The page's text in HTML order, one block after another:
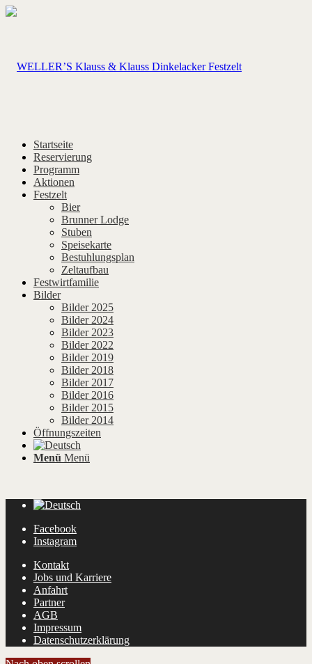
Startseite
Reservierung
Programm
Aktionen
Festzelt
Bier
Brunner Lodge
Stuben
Speisekarte
Bestuhlungsplan
Zeltaufbau
Festwirtfamilie
Bilder
Bilder 2025
Bilder 2024
Bilder 2023
Bilder 2022
Bilder 2019
Bilder 2018
Bilder 2017
Bilder 2016
Bilder 2015
Bilder 2014
Öffnungszeiten
Menü Menü
Facebook
Instagram
Kontakt
Jobs und Karriere
Anfahrt
Partner
AGB
Impressum
Datenschutzerklärung